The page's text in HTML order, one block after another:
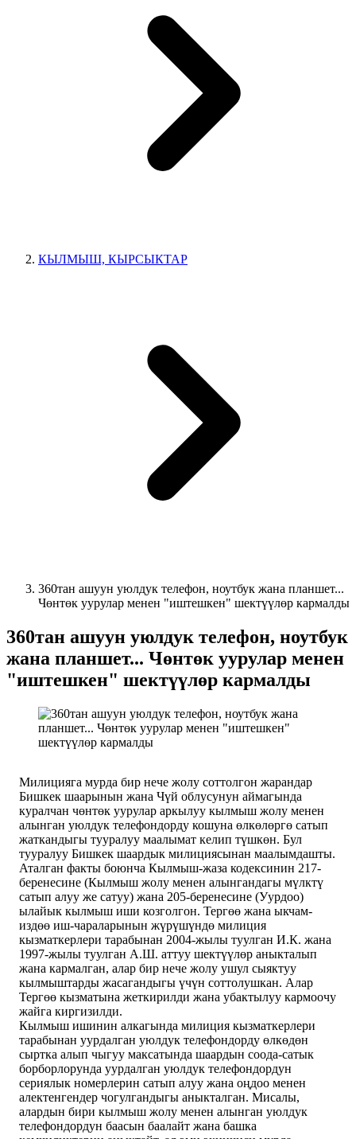
КЫЛМЫШ, КЫРСЫКТАР
360тан ашуун уюлдук телефон, ноутбук жана планшет...
Чөнтөк уурулар менен "иштешкен" шектүүлөр кармалды
360тан ашуун уюлдук телефон, ноутбук
жана планшет... Чөнтөк уурулар менен
"иштешкен" шектүүлөр кармалды
Милицияга мурда бир нече жолу соттолгон жарандар
Бишкек шаарынын жана Чүй облусунун аймагында
куралчан чөнтөк уурулар аркылуу кылмыш жолу менен
алынган уюлдук телефондорду кошуна өлкөлөргө сатып
жаткандыгы тууралуу маалымат келип түшкөн. Бул
тууралуу Бишкек шаардык милициясынан маалымдашты.
Аталган факты боюнча Кылмыш-жаза кодексинин 217-
беренесине (Кылмыш жолу менен алынгандагы мүлктү
сатып алуу же сатуу) жана 205-беренесине (Уурдоо)
ылайык кылмыш иши козголгон. Тергөө жана ыкчам-
издөө иш-чараларынын жүрүшүндө милиция
кызматкерлери тарабынан 2004-жылы туулган И.К. жана
1997-жылы туулган А.Ш. аттуу шектүүлөр аныкталып
жана кармалган, алар бир нече жолу ушул сыяктуу
кылмыштарды жасагандыгы үчүн соттолушкан. Алар
Тергөө кызматына жеткирилди жана убактылуу кармоочу
жайга киргизилди.
Кылмыш ишинин алкагында милиция кызматкерлери
тарабынан уурдалган уюлдук телефондорду өлкөдөн
сыртка алып чыгуу максатында шаардын соода-сатык
борборлорунда уурдалган уюлдук телефондордун
сериялык номерлерин сатып алуу жана оңдоо менен
алектенгендер чогулгандыгы аныкталган. Мисалы,
алардын бири кылмыш жолу менен алынган уюлдук
телефондордун баасын баалайт жана башка